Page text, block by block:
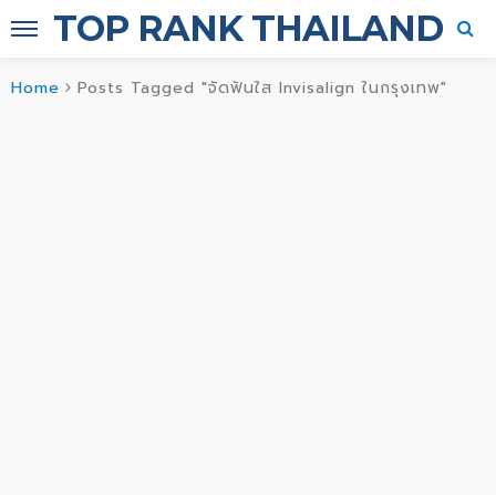
TOP RANK THAILAND
Home Posts Tagged "จัดฟันใส Invisalign ในกรุงเทพ"